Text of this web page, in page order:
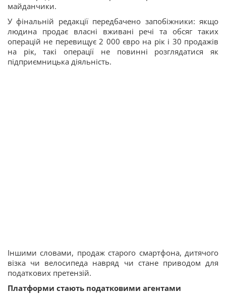
майданчики.
У фінальній редакції передбачено запобіжники: якщо
людина продає власні вживані речі та обсяг таких
операцій не перевищує 2 000 євро на рік і 30 продажів
на рік, такі операції не повинні розглядатися як
підприємницька діяльність.
Іншими словами, продаж старого смартфона, дитячого
візка чи велосипеда навряд чи стане приводом для
податкових претензій.
Платформи стають податковими агентами